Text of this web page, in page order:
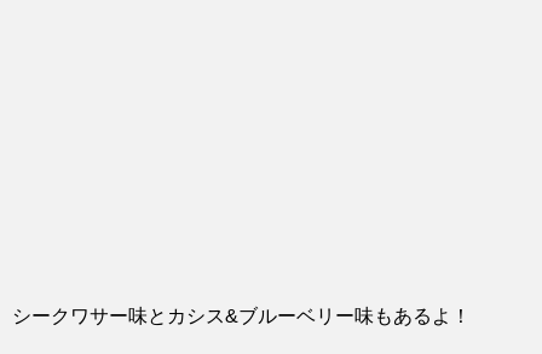
シークワサー味とカシス&ブルーベリー味もあるよ！